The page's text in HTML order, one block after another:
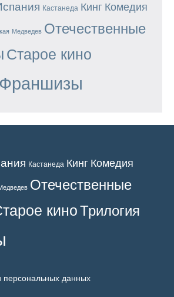
Кастанеда Кинг Комедия
Медведев Отечественные
Старое кино
Франшизы
Кастанеда Кинг Комедия
Отечественные
киноТрилогия
персональных данных